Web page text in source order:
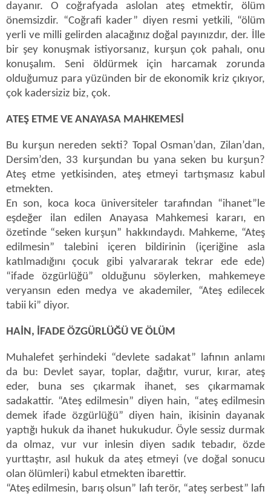
dayanır. O coğrafyada aslolan ateş etmektir, ölüm
önemsizdir. “Coğrafi kader” diyen resmi yetkili, “ölüm
yerli ve milli gelirden alacağınız doğal payınızdır, der. İlle
bir şey konuşmak istiyorsanız, kurşun çok pahalı, onu
konuşalım. Seni öldürmek için harcamak zorunda
olduğumuz para yüzünden bir de ekonomik kriz çıkıyor,
çok kadersiziz biz, çok.
ATEŞ ETME VE ANAYASA MAHKEMESİ
Bu kurşun nereden sekti? Topal Osman’dan, Zilan’dan,
Dersim’den, 33 kurşundan bu yana seken bu kurşun?
Ateş etme yetkisinden, ateş etmeyi tartışmasız kabul
etmekten.
En son, koca koca üniversiteler tarafından “ihanet”le
eşdeğer ilan edilen Anayasa Mahkemesi kararı, en
özetinde “seken kurşun” hakkındaydı. Mahkeme, “Ateş
edilmesin” talebini içeren bildirinin (içeriğine asla
katılmadığını çocuk gibi yalvararak tekrar ede ede)
“ifade özgürlüğü” olduğunu söylerken, mahkemeye
veryansın eden medya ve akademiler, “Ateş edilecek
tabii ki” diyor.
HAİN, İFADE ÖZGÜRLÜĞÜ VE ÖLÜM
Muhalefet şerhindeki “devlete sadakat” lafının anlamı
da bu: Devlet sayar, toplar, dağıtır, vurur, kırar, ateş
eder, buna ses çıkarmak ihanet, ses çıkarmamak
sadakattir. “Ateş edilmesin” diyen hain, “ateş edilmesin
demek ifade özgürlüğü” diyen hain, ikisinin dayanak
yaptığı hukuk da ihanet hukukudur. Öyle sessiz durmak
da olmaz, vur vur inlesin diyen sadık tebadır, özde
yurttaştır, asıl hukuk da ateş etmeyi (ve doğal sonucu
olan ölümleri) kabul etmekten ibarettir.
“Ateş edilmesin, barış olsun” lafı terör, “ateş serbest” lafı